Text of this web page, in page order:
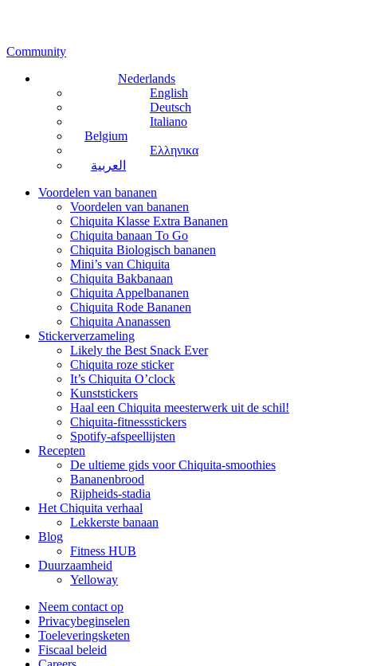
Community
Nederlands
English
Deutsch
Italiano
Belgium
Ελληνικα
العربية
Voordelen van bananen
Voordelen van bananen
Chiquita Klasse Extra Bananen
Chiquita banaan To Go
Chiquita Biologisch bananen
Mini’s van Chiquita
Chiquita Bakbanaan
Chiquita Appelbananen
Chiquita Rode Bananen
Chiquita Ananassen
Stickerverzameling
Likely the Best Snack Ever
Chiquita roze sticker
It’s Chiquita O’clock
Kunststickers
Haal een Chiquita meesterwerk uit de schil!
Chiquita-fitnessstickers
Spotify-afspeellijsten
Recepten
De ultieme gids voor Chiquita-smoothies
Bananenbrood
Rijpheids-stadia
Het Chiquita verhaal
Lekkerste banaan
Blog
Fitness HUB
Duurzaamheid
Yelloway
Neem contact op
Privacybeginselen
Toeleveringsketen
Fiscaal beleid